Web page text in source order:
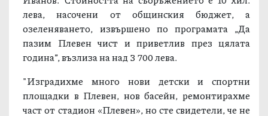
Нова детска площадка в Брестевец откриха
кметът на Община Плевен проф. д-р Димитър
Стойков и кметът на населеното място Радослав
Иванов. Стойността на съоръжението е 10 хил.
лева, насочени от общинския бюджет, а
озеленяването, извършено по програмата „Да
пазим Плевен чист и приветлив през цялата
година”, възлиза на над 3 700 лева.